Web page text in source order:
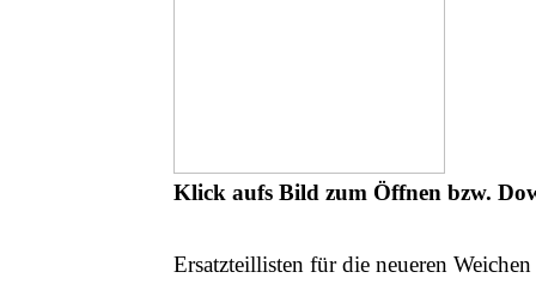
Klick aufs Bild zum Öffnen bzw.
Ersatzteillisten für die neueren